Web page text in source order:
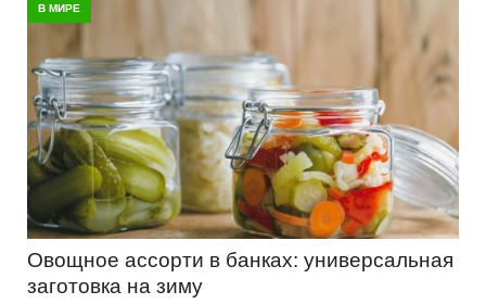
В МИРЕ
Овощное ассорти в банках: универсальная
заготовка на зиму